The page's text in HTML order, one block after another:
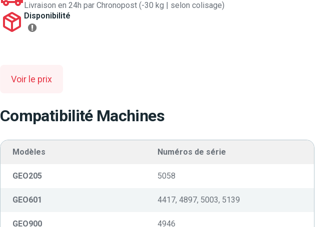
Livraison en 24h par Chronopost (-30 kg | selon colisage)
Disponibilité
Voir le prix
Compatibilité Machines
Modèles Numéros de série
GEO205 5058
GEO601 4417, 4897, 5003, 5139
GEO900 4946